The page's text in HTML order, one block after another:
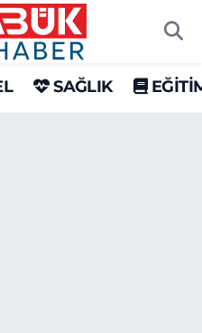
SAĞLIK
Haritası
ve Fikstür